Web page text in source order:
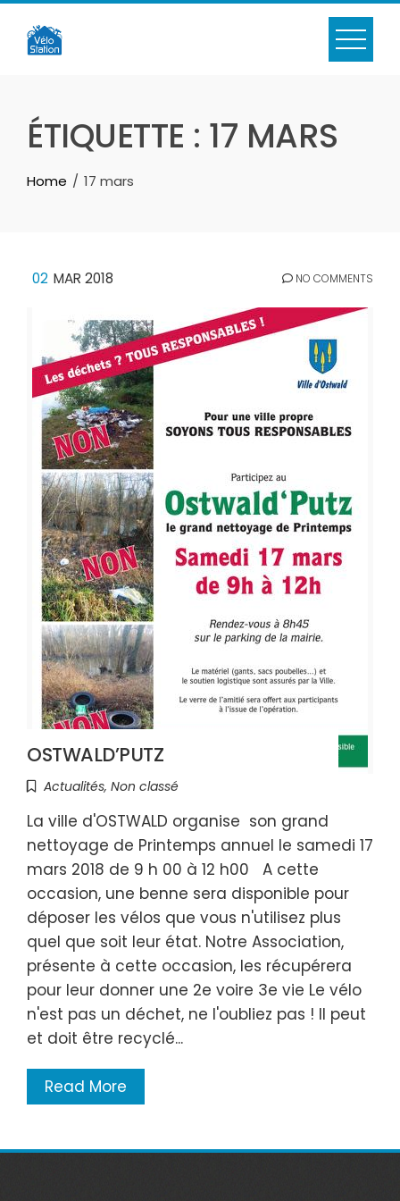
Skip
content
ÉTIQUETTE : 17 MARS
Home 17 mars
02 MAR 2018 NO COMMENTS
OSTWALD’PUTZ
Actualités, Non classé
La ville d'OSTWALD organise son grand
nettoyage de Printemps annuel le samedi 17
mars 2018 de 9 h 00 à 12 h00 A cette
occasion, une benne sera disponible pour
déposer les vélos que vous n'utilisez plus
quel que soit leur état. Notre Association,
présente à cette occasion, les récupérera
pour leur donner une 2e voire 3e vie Le vélo
n'est pas un déchet, ne l'oubliez pas ! Il peut
et doit être recyclé...
Read More